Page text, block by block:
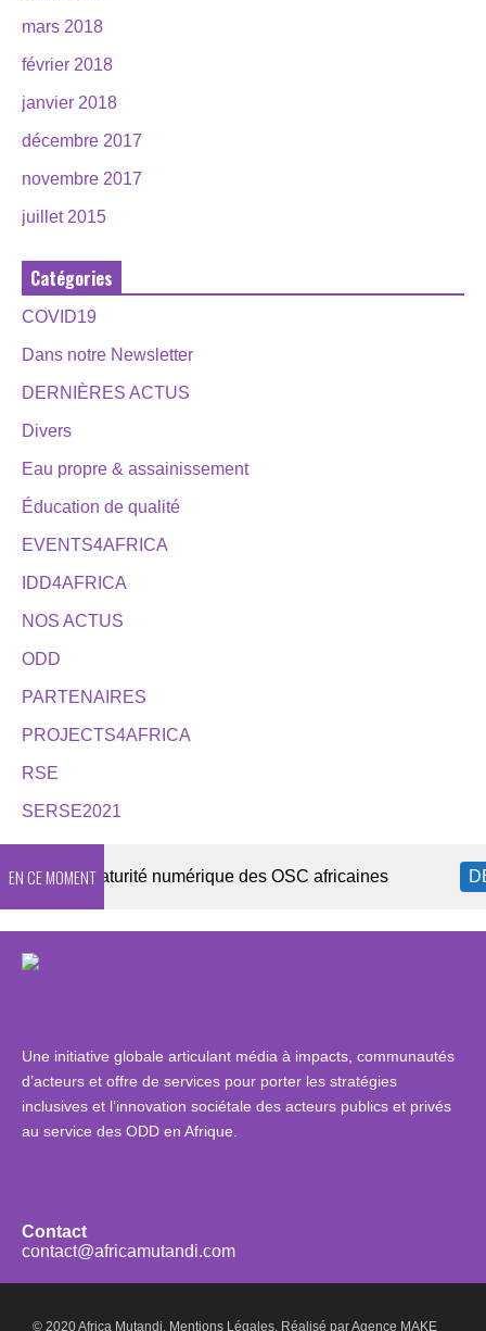
mars 2018
février 2018
janvier 2018
décembre 2017
novembre 2017
juillet 2015
Catégories
COVID19
Dans notre Newsletter
DERNIÈRES ACTUS
Divers
Eau propre & assainissement
Éducation de qualité
EVENTS4AFRICA
IDD4AFRICA
NOS ACTUS
ODD
PARTENAIRES
PROJECTS4AFRICA
RSE
SERSE2021
EN CE MOMENT
la maturité numérique des OSC africaines
Une initiative globale articulant média à impacts, communautés
d’acteurs et offre de services pour porter les stratégies
inclusives et l’innovation sociétale des acteurs publics et privés
au service des ODD en Afrique.
Contact
contact@africamutandi.com
© 2020 Africa Mutandi. Mentions Légales. Réalisé parAgence MAKE